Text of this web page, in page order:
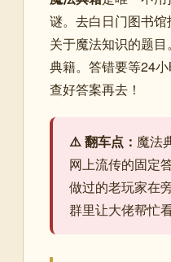
谜。去白日门图书
关于魔法知识的题
典籍。答错要等24
查好答案再去！
⚠️ 翻车点： 魔法
网上流传的固定
做过的老玩家在
群里让大佬帮忙看